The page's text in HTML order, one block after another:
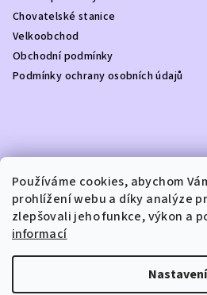
Používáme cookies, abychom
prohlížení webu a díky analýze
zlepšovali jeho funkce, výkon a
informací
Nastavení
Chovatelské stanice
Velkoobchod
Obchodní podmínky
Podmínky ochrany osobních údajů
Kontakt
info @dottydoggie.cz
+420739459984